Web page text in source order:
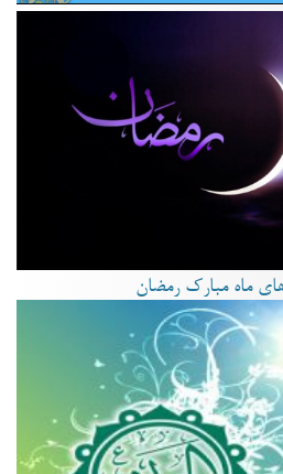
ماه مبارک رمضان